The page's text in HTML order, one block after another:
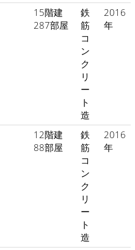
15階建
287部屋
鉄
筋
コ
ン
ク
リ
ー
ト
造
2016
年
12階建
88部屋
鉄
筋
コ
ン
ク
リ
ー
ト
造
2016
年